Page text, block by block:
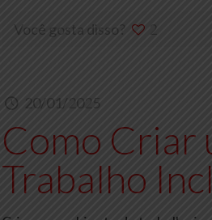
Você gosta disso? 2
20/01/2025
Como Criar
Trabalho